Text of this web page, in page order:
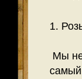
1.
Мы